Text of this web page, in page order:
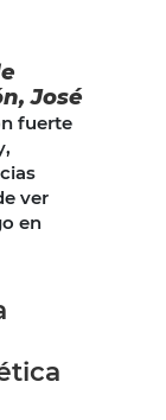
José
fuerte
ver
en